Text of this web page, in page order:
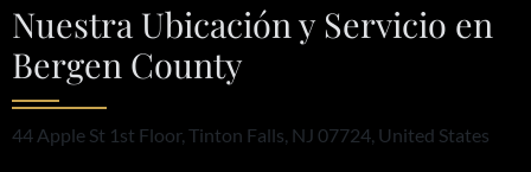
Nuestra Ubicación y Servicio en
Bergen County
44 Apple St 1st Floor, Tinton Falls, NJ 07724, United States